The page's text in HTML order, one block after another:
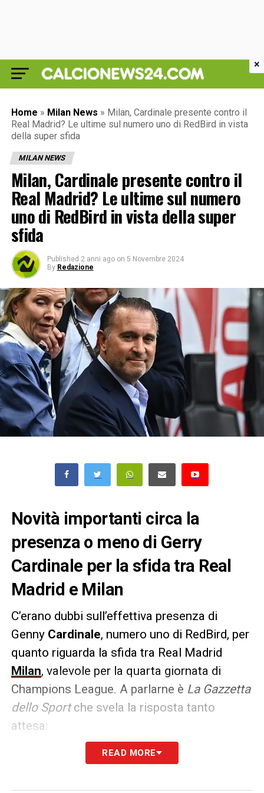
Home » Milan News » Milan, Cardinale presente contro il
Real Madrid? Le ultime sul numero uno di RedBird in vista
della super sfida
MILAN NEWS
Milan, Cardinale presente contro il
Real Madrid? Le ultime sul numero
uno di RedBird in vista della super
sfida
Published 2 anni ago on 5 Novembre 2024
By Redazione
Novità importanti circa la
presenza o meno di Gerry
Cardinale per la sfida tra Real
Madrid e Milan
C’erano dubbi sull’effettiva presenza di
Genny Cardinale, numero uno di RedBird, per
quanto riguarda la sfida tra Real Madrid
Milan, valevole per la quarta giornata di
Champions League. A parlarne è La Gazzetta
dello Sportche svela la risposta tanto
attesa:
Gerry Cardinale sarà presente
READ MORE
×